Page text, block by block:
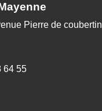
Pierre de coubertin
64 55